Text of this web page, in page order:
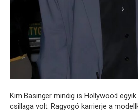
Kim Basinger mindig is Hollywood
csillaga volt. Ragyogó karrierje a